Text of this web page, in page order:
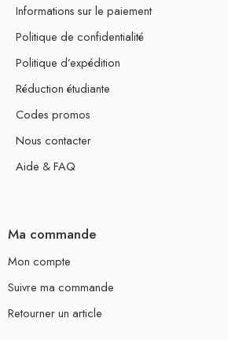
Informations sur le paiement
Politique de confidentialité
Politique d’expédition
Réduction étudiante
Codes promos
Nous contacter
Aide & FAQ
Ma commande
Mon compte
Suivre ma commande
Retourner un article